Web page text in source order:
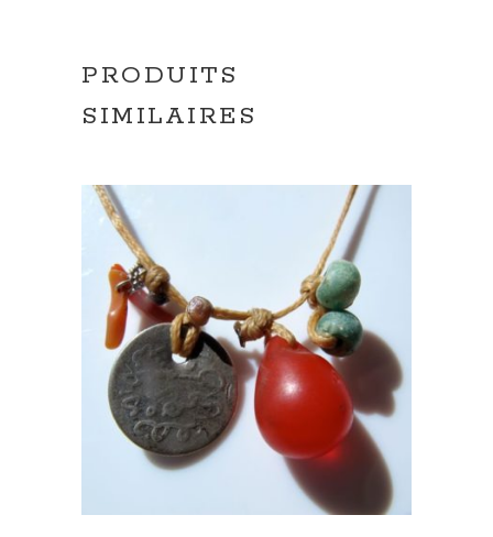
PRODUITS
SIMILAIRES
AJOUTER AU PANIER